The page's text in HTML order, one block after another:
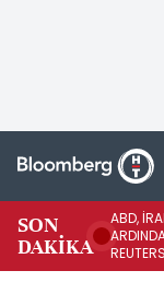
SON
DAKİKA
ABD,
REUTERS